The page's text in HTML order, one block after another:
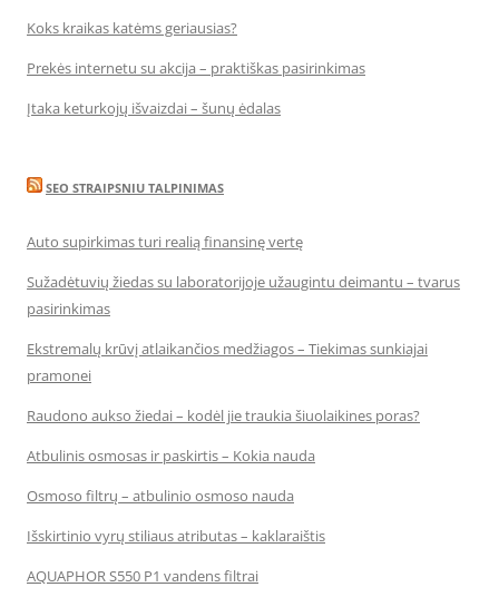
Koks kraikas katėms geriausias?
Prekės internetu su akcija – praktiškas pasirinkimas
Įtaka keturkojų išvaizdai – šunų ėdalas
SEO STRAIPSNIU TALPINIMAS
Auto supirkimas turi realią finansinę vertę
Sužadėtuvių žiedas su laboratorijoje užaugintu deimantu – tvarus
pasirinkimas
Ekstremalų krūvį atlaikančios medžiagos – Tiekimas sunkiajai
pramonei
Raudono aukso žiedai – kodėl jie traukia šiuolaikines poras?
Atbulinis osmosas ir paskirtis – Kokia nauda
Osmoso filtrų – atbulinio osmoso nauda
Išskirtinio vyrų stiliaus atributas – kaklaraištis
AQUAPHOR S550 P1 vandens filtrai